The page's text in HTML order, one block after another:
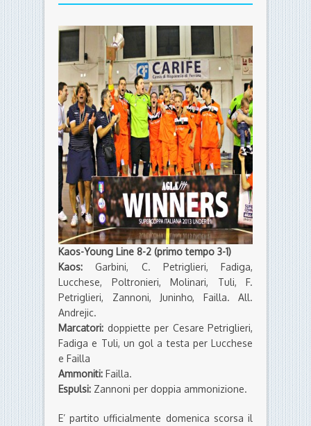
Kaos-Young Line 8-2 (primo tempo 3-1)
Kaos: Garbini, C. Petriglieri, Fadiga,
Lucchese, Poltronieri, Molinari, Tuli, F.
Petriglieri, Zannoni, Juninho, Failla. All.
Andrejic.
Marcatori: doppiette per Cesare Petriglieri,
Fadiga e Tuli, un gol a testa per Lucchese
e Failla
Ammoniti: Failla.
Espulsi: Zannoni per doppia ammonizione.
E’ partito ufficialmente domenica scorsa il